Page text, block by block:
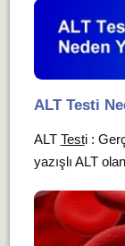
ALT Testi
ALT Testi :
yazışlı ALT